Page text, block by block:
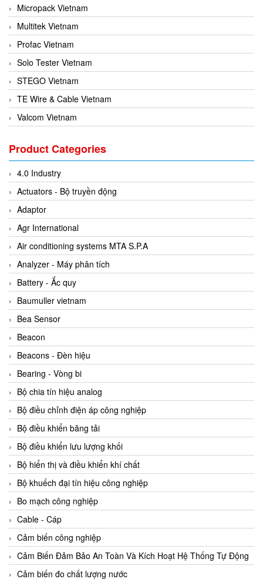
Micropack Vietnam
Multitek Vietnam
Profac Vietnam
Solo Tester Vietnam
STEGO Vietnam
TE Wire & Cable Vietnam
Valcom Vietnam
3CTEST Vietnam
4B VietNam Vietnam
ABB Vietnam
AC Infinity Vietnam
AC&E Telecommunications
AC&T Vietnam
Accepta Vietnam
ACCUMAC Vietnam
AccuWeb Vietnam
Acey
ACOEM Vietnam
ADCA Vietnam
ADFweb Vietnam
Adler Vietnam
Ados Vietnam
Advanced Energy Vietnam
Advantech Vietnam
Agate Vietnam
AGR International Vietnam
Aichi Tokei Denki Vietnam
Aii Vietnam
AIKOH
AINUO Vietnam
AIR MAJOR
Product Categories
4.0 Industry
Actuators - Bộ truyền động
Adaptor
Agr International
Air conditioning systems MTA S.P.A
Analyzer - Máy phân tích
Battery - Ắc quy
Baumuller vietnam
Bea Sensor
Beacon
Beacons - Đèn hiệu
Bearing - Vòng bi
Bộ chia tín hiệu analog
Bộ điều chỉnh điện áp công nghiệp
Bộ điều khiển băng tải
Bộ điều khiển lưu lượng khối
Bộ hiển thị và điều khiển khí chất
Bộ khuếch đại tín hiệu công nghiệp
Bo mạch công nghiệp
Cable - Cáp
Cảm biến công nghiệp
Cảm Biến Đảm Bảo An Toàn Và Kích Hoạt Hệ Thống Tự Động
Cảm biến đo chất lượng nước